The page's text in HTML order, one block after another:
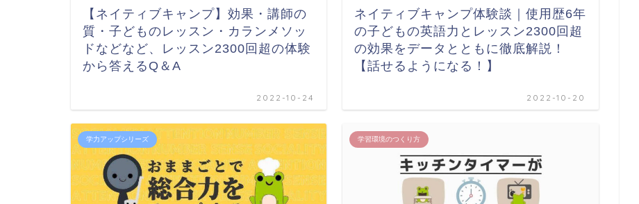
【ネイティブキャンプ】効果・講師の
質・子どものレッスン・カランメソッ
ドなどなど、レッスン2300回超の体験
から答えるQ＆A
2022-10-24
ネイティブキャンプ体験談｜使用歴6年
の子どもの英語力とレッスン2300回超
の効果をデータとともに徹底解説！
【話せるようになる！】
2022-10-20
学力アップシリーズ 学習環境のつくり方